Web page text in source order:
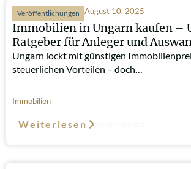
Veröffentlichungen August 10, 2025
Immobilien in Ungarn kaufen –
Ratgeber für Anleger und
Ungarn lockt mit günstigen
steuerlichen Vorteilen – doch…
Immobilien
Weiterlesen